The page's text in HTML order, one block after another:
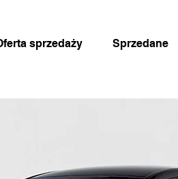
sprzedaży Sprzedane